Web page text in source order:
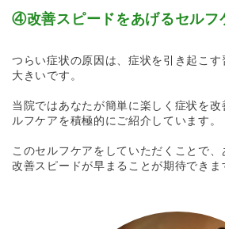
④改善スピードをあげるセルフ
つらい症状の原因は、症状を引き起こ
大きいです。
当院ではあなたが簡単に楽しく症状を
ルフケアを積極的にご紹介しています。
このセルフケアをしていただくことで
改善スピードが早まることが期待できま